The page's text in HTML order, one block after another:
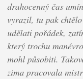
drahocenný čas
vyrazil, tu pak
udělati pořádek,
který trochu
mohl působiti.
zima pracovala